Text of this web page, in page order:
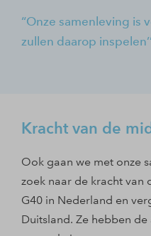
Onze samenleving is
zullen daarop inspelen’
Kracht van de
Ook gaan we met onze
zoek naar de kracht
G40 in Nederland en
Duitsland. Ze hebben